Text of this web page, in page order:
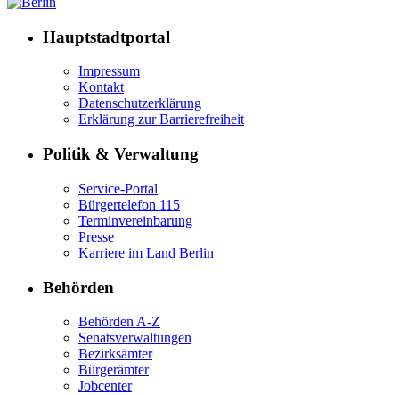
Hauptstadtportal
Impressum
Kontakt
Datenschutzerklärung
Erklärung zur Barrierefreiheit
Politik & Verwaltung
Service-Portal
Bürgertelefon 115
Terminvereinbarung
Presse
Karriere im Land Berlin
Behörden
Behörden A-Z
Senatsverwaltungen
Bezirksämter
Bürgerämter
Jobcenter